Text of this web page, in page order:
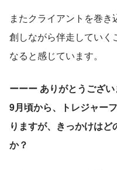
またクライアントを巻
創しながら伴走していく
なると感じています。
ーーー ありがとうござ
9月頃から、トレジャー
りますが、きっかけは
か？